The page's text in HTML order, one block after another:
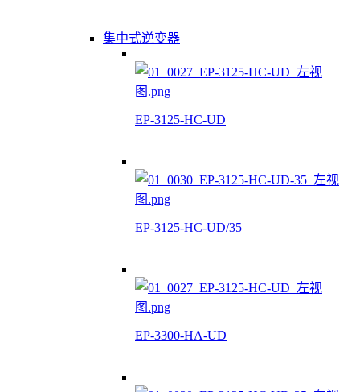
集中式逆变器
EP-3125-HC-UD
EP-3125-HC-UD/35
EP-3300-HA-UD